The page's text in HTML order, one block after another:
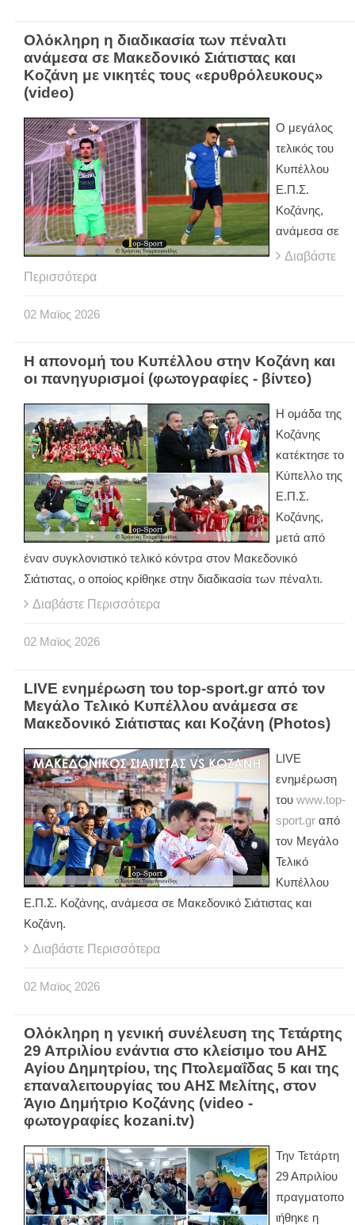
Ολόκληρη η διαδικασία των πέναλτι
ανάμεσα σε Μακεδονικό Σιάτιστας και
Κοζάνη με νικητές τους «ερυθρόλευκους»
(video)
Ο μεγάλος
τελικός του
Κυπέλλου
Ε.Π.Σ.
Κοζάνης,
ανάμεσα σε
Διαβάστε
Περισσότερα
02 Μαϊος 2026
Η απονομή του Κυπέλλου στην Κοζάνη και
οι πανηγυρισμοί (φωτογραφίες - βίντεο)
Η ομάδα της
Κοζάνης
κατέκτησε το
Κύπελλο της
Ε.Π.Σ.
Κοζάνης,
μετά από
έναν συγκλονιστικό τελικό κόντρα στον Μακεδονικό
Σιάτιστας, ο οποίος κρίθηκε στην διαδικασία των πέναλτι.
Διαβάστε Περισσότερα
02 Μαϊος 2026
LIVE ενημέρωση του top-sport.gr από τον
Μεγάλο Τελικό Κυπέλλου ανάμεσα σε
Μακεδονικό Σιάτιστας και Κοζάνη (Photos)
LIVE
ενημέρωση
του www.top-
sport.gr από
τον Μεγάλο
Τελικό
Κυπέλλου
Ε.Π.Σ. Κοζάνης, ανάμεσα σε Μακεδονικό Σιάτιστας και
Κοζάνη.
Διαβάστε Περισσότερα
02 Μαϊος 2026
Ολόκληρη η γενική συνέλευση της Τετάρτης
29 Απριλίου ενάντια στο κλείσιμο του ΑΗΣ
Αγίου Δημητρίου, της Πτολεμαΐδας 5 και της
επαναλειτουργίας του ΑΗΣ Μελίτης, στον
Άγιο Δημήτριο Κοζάνης (video -
φωτογραφίες kozani.tv)
Την Τετάρτη
29 Απριλίου
πραγματοπο
ιήθηκε η